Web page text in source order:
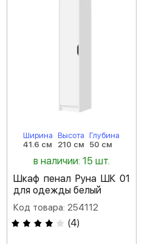
Ширина
41.6 см
Высота
210 см
Глубина
50 см
в наличии: 15 шт.
Шкаф пенал Руна ШК 01
для одежды белый
Код товара: 254112
(4)